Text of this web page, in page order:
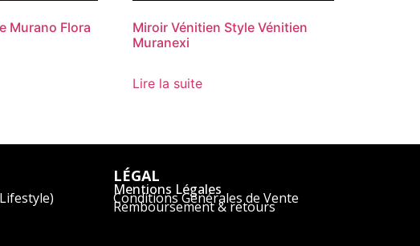
Murano Flora
Miroir Vénitien Style Vénitien
Muranexi
Lire la suite
LÉGAL
Mentions Légales
Conditions Générales de Vente
Remboursement & retours